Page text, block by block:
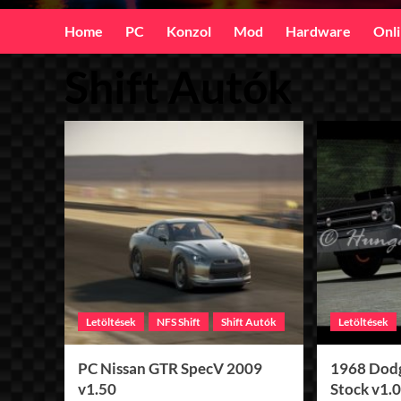
Home PC Konzol Mod Hardware
Letöltések NFS Shift Shift Autók
PC Nissan GTR SpecV 2009
v1.50
Letöltések
1968
Stock v1.0